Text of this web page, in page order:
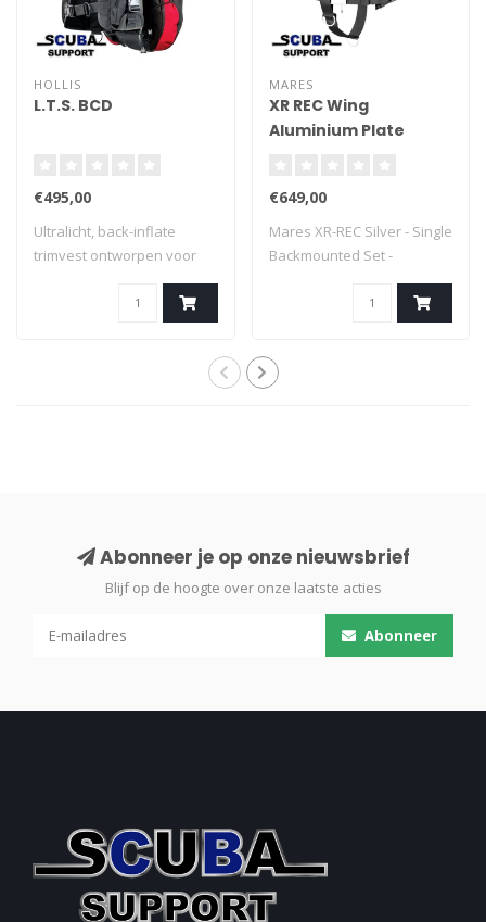
HOLLIS
L.T.S. BCD
€495,00
Ultralicht, back-inflate
trimvest ontworpen voor
MARES
XR REC Wing
Aluminium Plate
€649,00
Mares XR-REC Silver - Single
Backmounted Set -
Abonneer je op onze nieuwsbrief
Blijf op de hoogte over onze laatste acties
Abonneer